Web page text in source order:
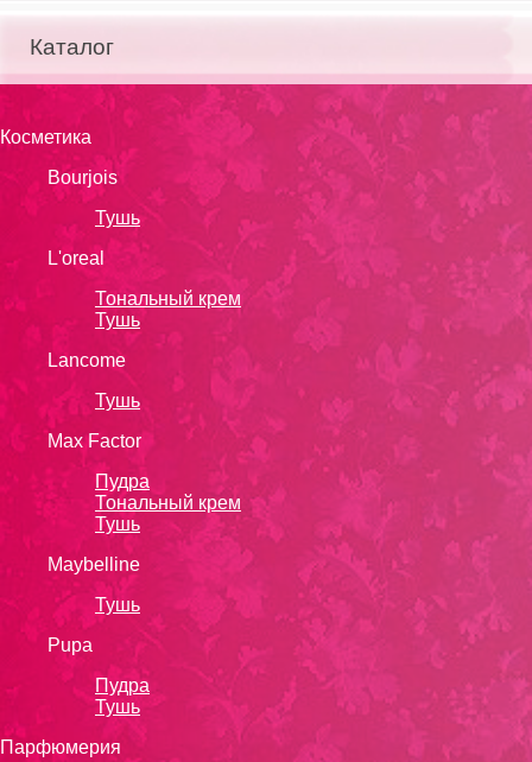
Каталог
Косметика
Bourjois
Тушь
L'oreal
Тональный крем
Тушь
Lanсоmе
Тушь
Max Factor
Пудра
Тональный крем
Тушь
Maybelline
Тушь
Pupa
Пудра
Тушь
Парфюмерия